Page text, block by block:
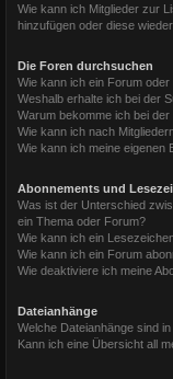
Wie kann ich Mitglieder zur
hinzufügen oder diese
Die Foren durchsuchen
Wie kann ich ein Forum
Weshalb erhalte ich bei der
Warum bekomme ich bei
Wie kann ich nach
Wie kann ich meine eigenen
Abonnements und
Was ist der Unterschied
ein Thema oder Forum?
Wie kann ich ein
Wie kann ich ein Forum
Wie deaktiviere ich meine
Dateianhänge
Welche Dateianhänge sind
Kann ich eine Übersicht all